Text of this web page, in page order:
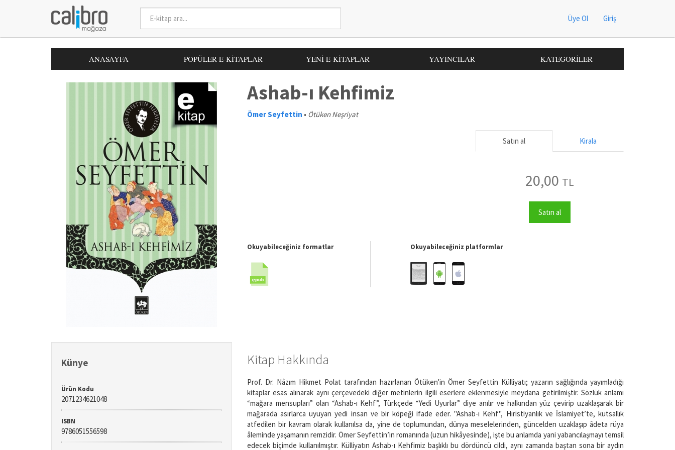
Üye Ol Giriş
ANASAYFA POPÜLER E-KİTAPLAR YENİ E-KİTAPLAR YAYINCILAR KATEGORİLER
Ashab-ı Kehfimiz
Ömer Seyfettin • Ötüken Neşriyat
Satın al Kirala
20,00 TL
Satın al
Okuyabileceğiniz formatlar Okuyabileceğiniz platformlar
Künye
Ürün Kodu
2071234621048
ISBN
9786051556598
Kitap Hakkında
Prof. Dr. Nâzım Hikmet Polat tarafından hazırlanan Ötüken'in Ömer Seyfettin Külliyatı; yazarın sağlığında ya­yımladığı
kitaplar esas alınarak aynı çerçevedeki diğer metinle­rin ilgili eserlere eklenmesiyle meydana getirilmiştir. Sözlük anlamı
“mağara mensupları” olan “Ashab-ı Kehf”, Türkçede “Yedi Uyurlar” diye anılır ve halkından yüz çevirip uzaklaşarak bir
mağarada asırlarca uyuyan yedi insan ve bir köpeği ifade eder. "Ashab-ı Kehf", Hıristiyanlık ve İslamiyet’te, kutsallık
atfedilen bir kavram olarak kullanılsa da, yine de toplumundan, dünya meselelerinden, güncelden uzaklaşıp âdeta rüya
âleminde yaşamanın remzidir. Ömer Seyfettin’in romanında (uzun hikâyesinde), işte bu anlamda yani yabancılaşmayı temsil
edecek biçimde kullanılmıştır. Külliyatın Ashab-ı Kehfimiz başlıklı bu dördüncü cildi, aynı zamanda baştan sona bir aydın